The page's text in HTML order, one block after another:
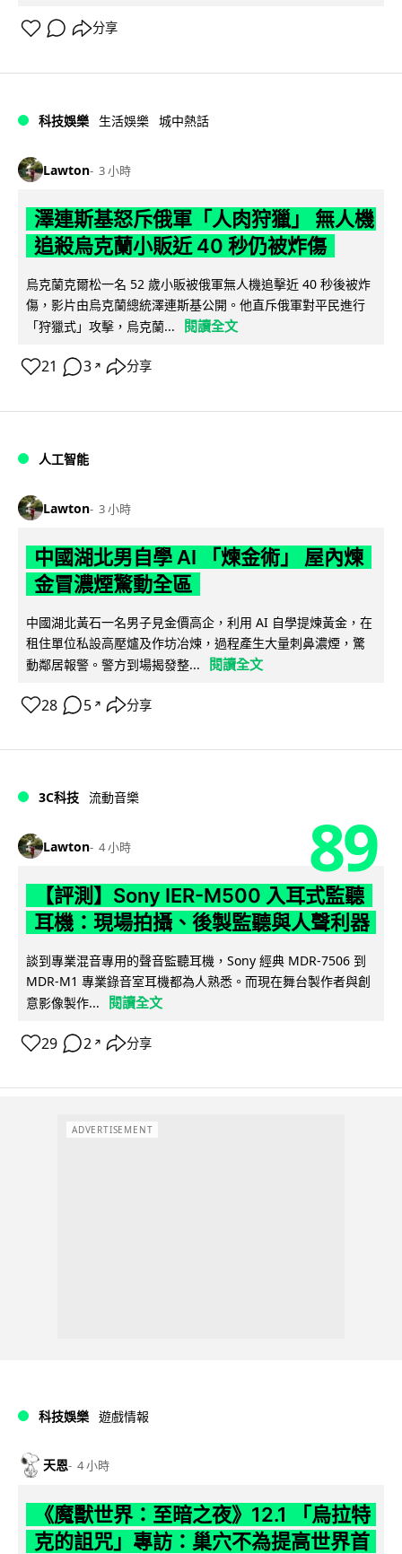
分享
科技娛樂 生活娛樂 城中熱話
Lawton 3 小時
澤連斯基怒斥俄軍「人肉狩獵」 無人機
追殺烏克蘭小販近 40 秒仍被炸傷
烏克蘭克爾松一名 52 歲小販被俄軍無人機追擊近 40 秒後被炸
傷，影片由烏克蘭總統澤連斯基公開。他直斥俄軍對平民進行
「狩獵式」攻擊，烏克蘭...
閱讀全文
21 3 ↗ 分享
人工智能
Lawton 3 小時
中國湖北男自學 AI 「煉金術」 屋內煉
金冒濃煙驚動全區
中國湖北黃石一名男子見金價高企，利用 AI 自學提煉黃金，在
租住單位私設高壓爐及作坊冶煉，過程產生大量刺鼻濃煙，驚
動鄰居報警。警方到場揭發整...
閱讀全文
28 5 ↗ 分享
3C科技 流動音樂
Lawton 4 小時 89
【評測】Sony IER-M500 入耳式監聽
耳機：現場拍攝、後製監聽與人聲利器
談到專業混音專用的聲音監聽耳機，Sony 經典 MDR-7506 到
MDR-M1 專業錄音室耳機都為人熟悉。而現在舞台製作者與創
意影像製作...
閱讀全文
29 2 ↗ 分享
ADVERTISEMENT
科技娛樂 遊戲情報
天恩 4 小時
《魔獸世界：至暗之夜》12.1 「烏拉特
克的詛咒」專訪：巢穴不為提高世界首